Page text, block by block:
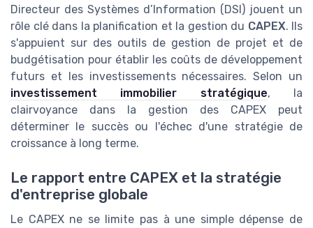
Directeur des Systèmes d’Information (DSI) jouent un
rôle clé dans la planification et la gestion du CAPEX. Ils
s'appuient sur des outils de gestion de projet et de
budgétisation pour établir les coûts de développement
futurs et les investissements nécessaires. Selon un
investissement immobilier stratégique, la
clairvoyance dans la gestion des CAPEX peut
déterminer le succès ou l'échec d'une stratégie de
croissance à long terme.
Le rapport entre CAPEX et la stratégie
d'entreprise globale
Le CAPEX ne se limite pas à une simple dépense de